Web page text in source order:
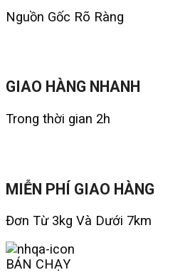
Nguồn Gốc Rõ Ràng
GIAO HÀNG NHANH
Trong thời gian 2h
MIỄN PHÍ GIAO HÀNG
Đơn Từ 3kg Và Dưới 7km
BÁN CHẠY